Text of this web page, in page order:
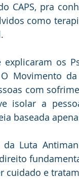
CAPS, pra
como
explicaram os
O Movimento
com
isolar a
baseada
cuidado e